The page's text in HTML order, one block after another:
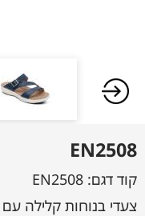
EN2508
קוד דגם: EN2508
צעדי בנוחות קלילה